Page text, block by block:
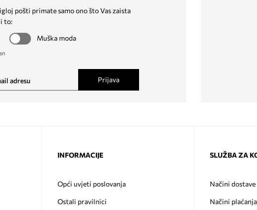
pošti primate samo ono što Vas zaista
to:
Muška moda
Prijava
INFORMACIJE
Opći uvjeti poslovanja
Ostali pravilnici
SLUŽBA ZA
Načini dostave
Načini plaćanja